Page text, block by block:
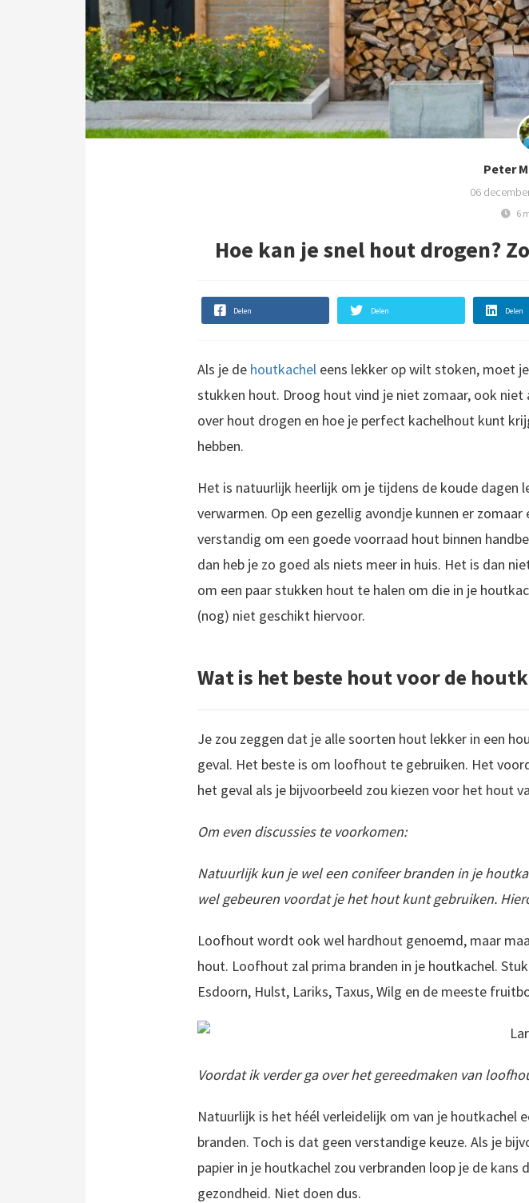
Peter
06
6
Hoe kan je snel hout drogen?
Delen Delen Delen
Als je de houtkachel eens lekker op wilt stoken, moet
stukken hout. Droog hout vind je niet zomaar, ook
over hout drogen en hoe je perfect kachelhout kunt
hebben.
Het is natuurlijk heerlijk om je tijdens de koude dagen
verwarmen. Op een gezellig avondje kunnen er
verstandig om een goede voorraad hout binnen
dan heb je zo goed als niets meer in huis. Het is dan
om een paar stukken hout te halen om die in je
(nog) niet geschikt hiervoor.
Wat is het beste hout voor de
Je zou zeggen dat je alle soorten hout lekker in een
geval. Het beste is om loofhout te gebruiken. Het
het geval als je bijvoorbeeld zou kiezen voor het hout
Om even discussies te voorkomen:
Natuurlijk kun je wel een conifeer branden in je
wel gebeuren voordat je het hout kunt gebruiken.
Loofhout wordt ook wel hardhout genoemd, maar
hout. Loofhout zal prima branden in je houtkachel.
Esdoorn, Hulst, Lariks, Taxus, Wilg en de meeste
Voordat ik verder ga over het gereedmaken van
Natuurlijk is het héél verleidelijk om van je houtkachel
branden. Toch is dat geen verstandige keuze. Als je
papier in je houtkachel zou verbranden loop je de
gezondheid. Niet doen dus.